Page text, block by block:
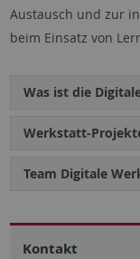
Austausch und zur
beim Einsatz von
Was ist die
Werkstatt-
Team Digitale
Kontakt